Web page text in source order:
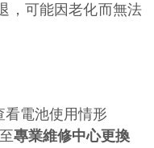
，可能因老化而無法
看電池使用情形
專業維修中心更換